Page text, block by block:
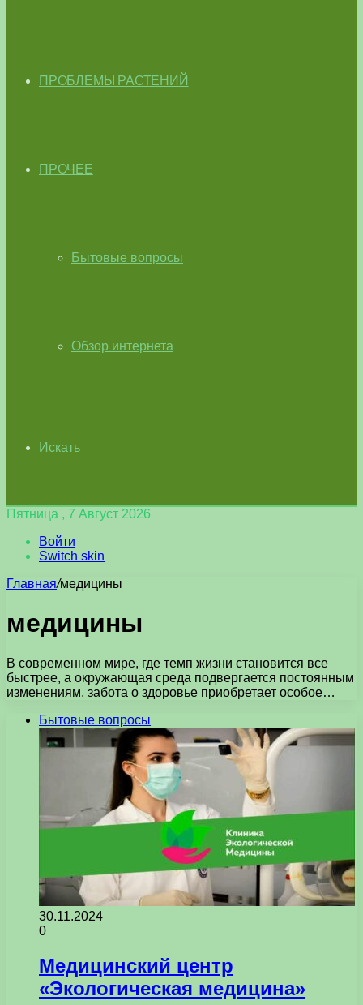
ПРОБЛЕМЫ РАСТЕНИЙ
ПРОЧЕЕ
Бытовые вопросы
Обзор интернета
Искать
Пятница , 7 Август 2026
Войти
Switch skin
Главная/медицины
медицины
В современном мире, где темп жизни становится все
быстрее, а окружающая среда подвергается постоянным
изменениям, забота о здоровье приобретает особое…
Бытовые вопросы
30.11.2024
0
Медицинский центр
«Экологическая медицина»